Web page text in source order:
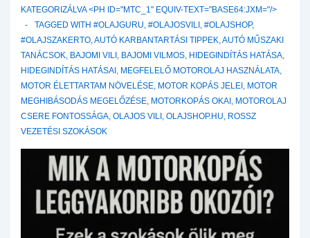
KATEGORIZÁLVA <PH ID="MTC_1" EQUIV-TEXT="BASE64:JXM="/>
TAGGED WITH #OLAJGURU, #OLAJOSVILI , #OLAJSHOP,
#OLAJSZAKERTO,AUTÓ KARBANTARTÁSI TIPPEK,AUTÓ MŰSZAKI
TANÁCSOK, BAJOMI VILI , BAJOMI VILMOS, HIDEGINDÍTÁS HATÁSA,
HIDEGINDÍTÁS HATÁSAI , MEGFELELŐ MOTOROLAJ HASZNÁLATA,
MOTOR ÉLETTARTAM NÖVELÉSE, MOTOR KOPÁS JELEI , MOTOR
MEGHIBÁSODÁS MEGELŐZÉSE, MOTORKOPÁS OKAI , MOTOROLAJ
CSERE FONTOSSÁGA, OLAJOS VILI , OLAJSHOP.HU, ROSSZ
VEZETÉSI SZOKÁSOK